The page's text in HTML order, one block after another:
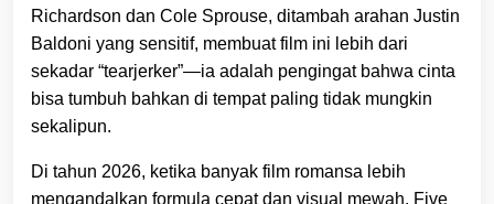
Richardson dan Cole Sprouse, ditambah arahan Justin
Baldoni yang sensitif, membuat film ini lebih dari
sekadar “tearjerker”—ia adalah pengingat bahwa cinta
bisa tumbuh bahkan di tempat paling tidak mungkin
sekalipun.
Di tahun 2026, ketika banyak film romansa lebih
mengandalkan formula cepat dan visual mewah, Five